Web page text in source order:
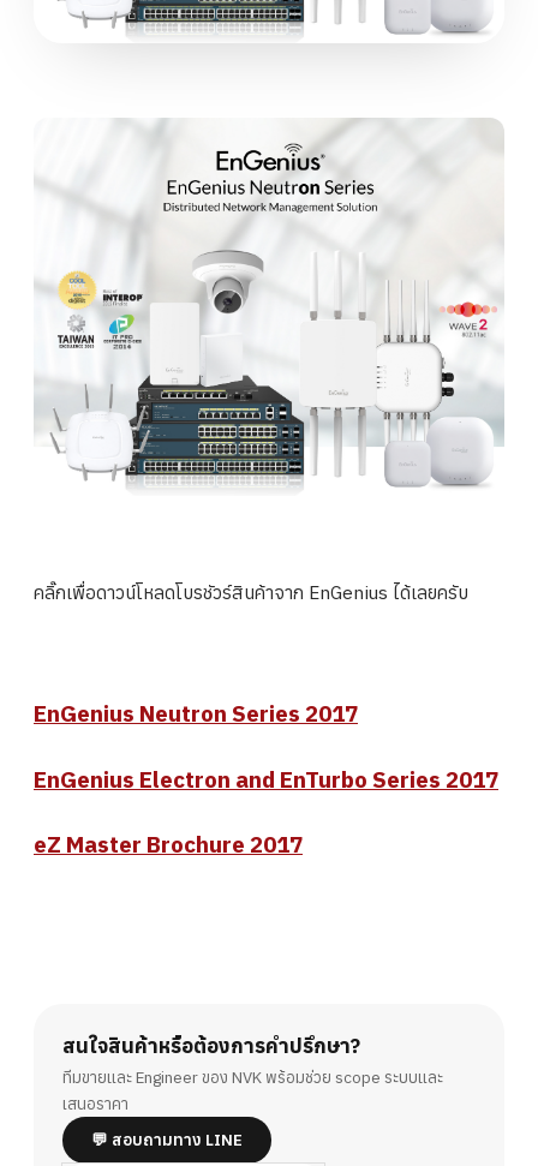
คลิ๊กเพื่อดาวน์โหลดโบรชัวร์สินค้าจาก EnGenius ได้เลยครับ
EnGenius Neutron Series 2017
EnGenius Electron and EnTurbo Series 2017
eZ Master Brochure 2017
สนใจสินค้าหรือต้องการคำปรึกษา?
ทีมขายและ Engineer ของ NVK พร้อมช่วย scope ระบบและ
เสนอราคา
💬 สอบถามทาง LINE